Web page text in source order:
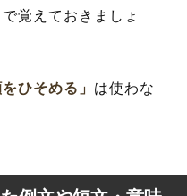
で覚えておきましょ
をひそめる」 は使わな